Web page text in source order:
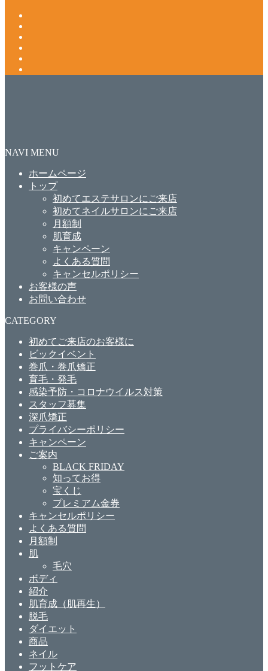
NAVI MENU
ホームページ
トップ
初めてエステサロンにご来店
初めてネイルサロンにご来店
月額制
肌育成
キャンペーン
よくある質問
キャンセルポリシー
お客様の声
お問い合わせ
CATEGORY
初めてご来店のお客様に
ビックイベント
巻爪・巻爪矯正
育毛・発毛
感染予防・コロナウイルス対策
スタッフ募集
深爪矯正
プライバシーポリシー
キャンペーン
ご案内
BLACK FRIDAY
知ってお得
宝くじ
プレミアム金券
キャンセルポリシー
よくある質問
月額制
肌
毛穴
ボディ
紹介
肌育成（肌再生）
脱毛
ダイエット
商品
ネイル
フットケア